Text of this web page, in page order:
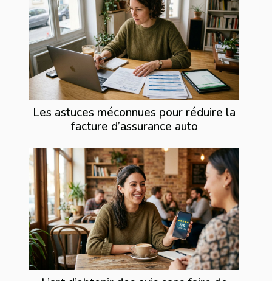
Les astuces méconnues pour réduire la
facture d’assurance auto